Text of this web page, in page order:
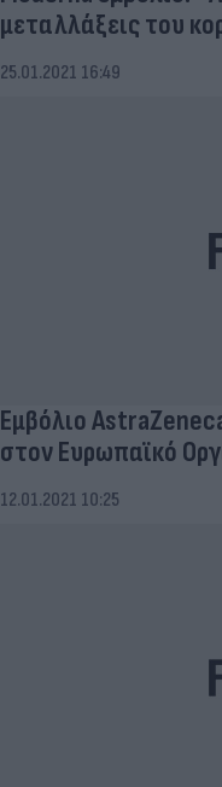
μεταλλάξεις του
25.01.2021 16:49
Εμβόλιο
στον Ευρωπαϊκό
12.01.2021 10:25